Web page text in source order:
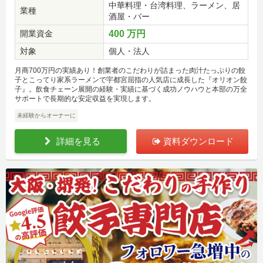
業種
中華料理・台湾料理、ラーメン、居
酒屋・バー
開業資金
400 万円
対象 個人・法人
月商700万円の実績あり！創業者のこだわりが詰まった肉汁たっぷりの餃
子とこってり家系ラーメンで宇都宮屈指の人気店に成長した『オリオン餃
子』。飲食チェーン展開の経験・実績に基づく成功ノウハウと本部の万全
サポートで長期的な安定収益を実現します。
未経験からオーナーに
詳細を見る 資料ダウンロード